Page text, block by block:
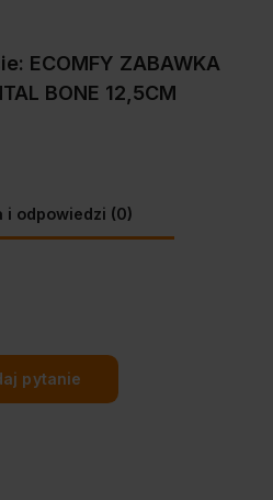
ECOMFY ZABAWKA
BONE 12,5CM
i odpowiedzi (0)
pytanie